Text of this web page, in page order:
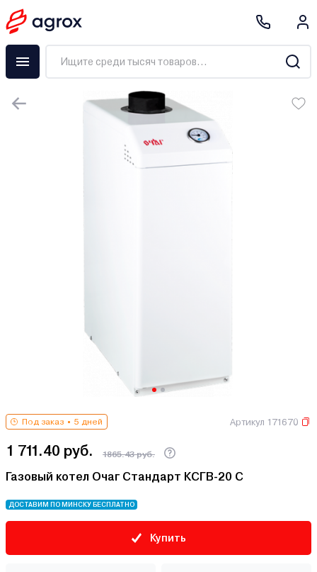
Под заказ 5 дней Артикул 171670
1 711.40 руб. 1865.43 руб.
Газовый котел Очаг Стандарт КСГВ-20 С
ДОСТАВИМ ПО МИНСКУ БЕСПЛАТНО
Купить